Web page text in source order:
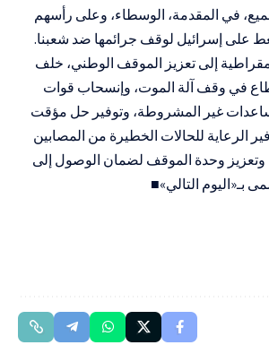
في المقدمة، الوسطاء، وعلى رأسهم
على إسرائيل لوقف جرائمها ضد شعبنا.
إلى تعزيز الموقف الوطني، خلف
في وقف آلة الموت، وإنسحاب قوات
غير المشروطة، وتوفير حل مؤقت
الرعاية للحالات الخطيرة من المصابين
وحدة الموقف لضمان الوصول إلى
بـ«اليوم التالي»■